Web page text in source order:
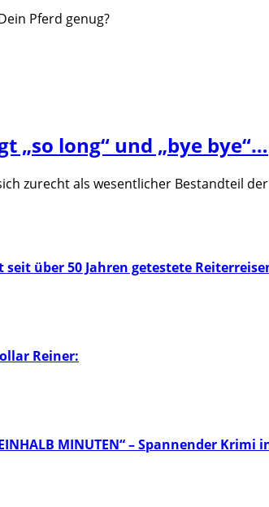
Pferd genug?
„so long“ und „bye bye“…
sich zurecht als wesentlicher Bestandteil
seit über 50 Jahren getestete
Reiner:
MINUTEN“ – Spannender